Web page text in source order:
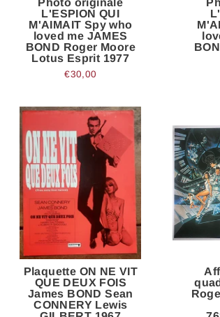
Photo originale
L'ESPION QUI
M'AIMAIT Spy who
loved me JAMES
BOND Roger Moore
Lotus Esprit 1977
€30,00
Plaquette ON NE VIT
QUE DEUX FOIS
James BOND Sean
CONNERY Lewis